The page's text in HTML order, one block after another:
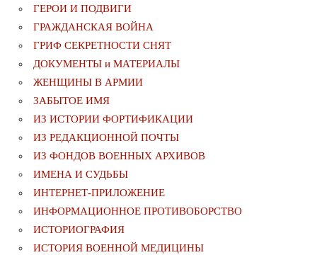
ГЕРОИ И ПОДВИГИ
ГРАЖДАНСКАЯ ВОЙНА
ГРИФ СЕКРЕТНОСТИ СНЯТ
ДОКУМЕНТЫ и МАТЕРИАЛЫ
ЖЕНЩИНЫ В АРМИИ
ЗАБЫТОЕ ИМЯ
ИЗ ИСТОРИИ ФОРТИФИКАЦИИ
ИЗ РЕДАКЦИОННОЙ ПОЧТЫ
ИЗ ФОНДОВ ВОЕННЫХ АРХИВОВ
ИМЕНА И СУДЬБЫ
ИНТЕРНЕТ-ПРИЛОЖЕНИЕ
ИНФОРМАЦИОННОЕ ПРОТИВОБОРСТВО
ИСТОРИОГРАФИЯ
ИСТОРИЯ ВОЕННОЙ МЕДИЦИНЫ